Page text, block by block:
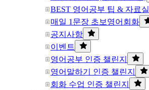
BEST 영어공부 팁 & 자료실
매일 1문장 초보영어회화
공지사항
이벤트
영어공부 인증 챌린지
영어말하기 인증 챌린지
회화 수업 인증 챌린지